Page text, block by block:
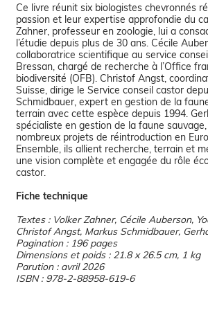
Ce livre réunit six biologistes chevronnés
passion et leur expertise approfondie du
Zahner, professeur en zoologie, lui a
l’étudie depuis plus de 30 ans. Cécile
collaboratrice scientifique au service
Bressan, chargé de recherche à l’Office
biodiversité (OFB). Christof Angst,
Suisse, dirige le Service conseil castor
Schmidbauer, expert en gestion de la
terrain avec cette espèce depuis 1994.
spécialiste en gestion de la faune
nombreux projets de réintroduction en
Ensemble, ils allient recherche, terrain et
une vision complète et engagée du rôle
castor.
Fiche technique
Textes : Volker Zahner, Cécile Auberson,
Christof Angst, Markus Schmidbauer,
Pagination : 196 pages
Dimensions et poids : 21.8 x 26.5 cm, 1 kg
Parution : avril 2026
ISBN : 978-2-88958-619-6